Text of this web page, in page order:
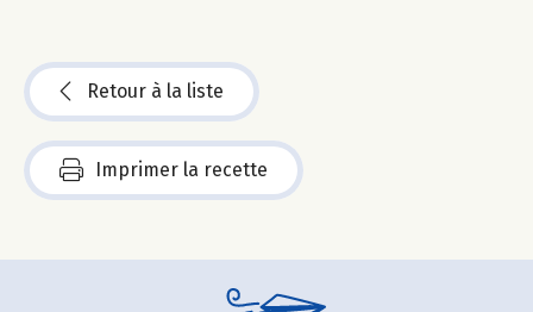
Retour à la liste
Imprimer la recette